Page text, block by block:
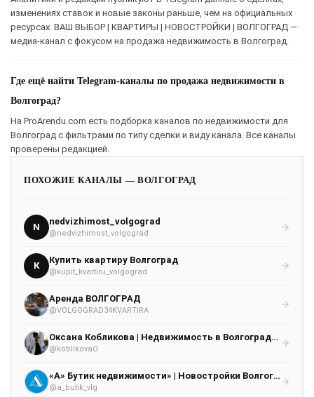
изменениях ставок и новые законы раньше, чем на официальных
ресурсах. ВАШ ВЫБОР | КВАРТИРЫ | НОВОСТРОЙКИ | ВОЛГОГРАД —
медиа-канал с фокусом на продажа недвижимость в Волгоград.
Где ещё найти Telegram-каналы по продажа недвижимости в
Волгоград?
На ProArendu.com есть подборка каналов по недвижимости для
Волгоград с фильтрами по типу сделки и виду канала. Все каналы
проверены редакцией.
ПОХОЖИЕ КАНАЛЫ — ВОЛГОГРАД
N
nedvizhimost_volgograd
@nedvizhimost_volgograd
К
Купить квартиру Волгоград
@kupit_kvartiru_volgograd
Аренда ВОЛГОГРАД
@VOLGOGRAD34KVARTIRA
Оксана Кобликова | Недвижимость в Волгограде | Риэлтор |
@koblikovaO
«А» Бутик недвижимости» | Новостройки Волгограда
@a_butik_vlg